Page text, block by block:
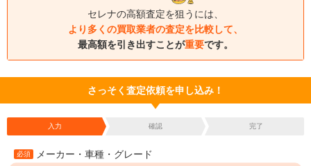
セレナの高額査定を狙うには、
より多くの買取業者の査定を比較して、
最高額を引き出すことが重要です。
さっそく査定依頼を申し込み！
入力 確認 完了
必須 メーカー・車種・グレード